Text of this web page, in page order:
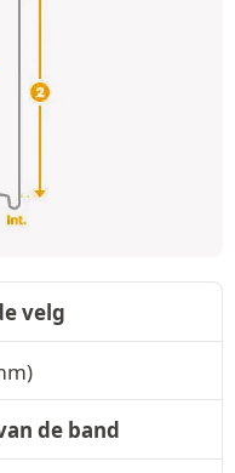
velg
de band